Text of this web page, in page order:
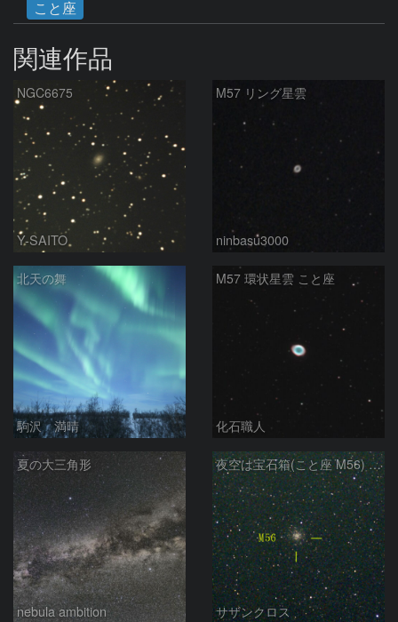
こと座
関連作品
NGC6675
Y-SAITO
M57 リング星雲
ninbasu3000
北天の舞
駒沢 満晴
M57 環状星雲 こと座
化石職人
夏の大三角形
nebula ambition
夜空は宝石箱(こと座 M56) Seestar50
サザンクロス